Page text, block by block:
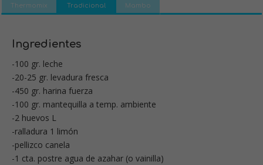
Thermomix Tradicional Mambo
Ingredientes
-100 gr. leche
-20-25 gr. levadura fresca
-450 gr. harina fuerza
-100 gr. mantequilla a temp. ambiente
-2 huevos L
-ralladura 1 limón
-pellizco canela
-1 cta. postre agua de azahar (o vainilla)